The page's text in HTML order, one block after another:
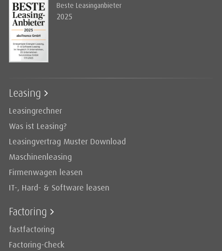
Beste Leasinganbieter
2025
Leasing
Leasingrechner
Was ist Leasing?
Leasingvertrag Muster Download
Maschinenleasing
Firmenwagen leasen
IT-, Hard- & Software leasen
Factoring
fastfactoring
Factoring-Check